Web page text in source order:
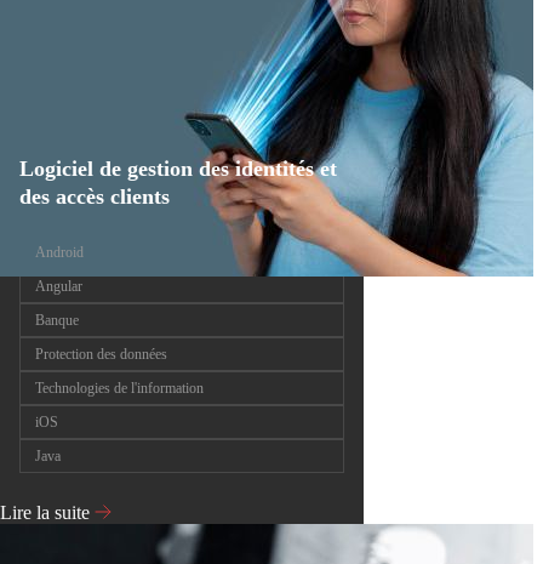
Logiciel de gestion des identités et
des accès clients
Android
Angular
Banque
Protection des données
Technologies de l'information
iOS
Java
Lire la suite